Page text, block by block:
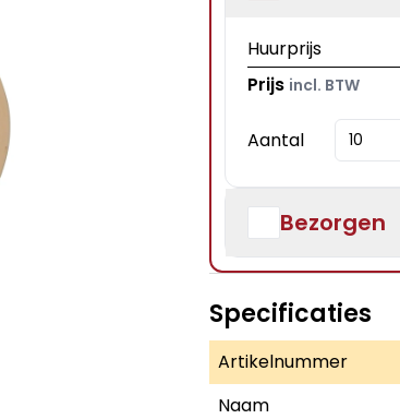
Huurprijs
Prijs incl. BTW
Aantal
Bezorgen
Specificaties
Artikelnummer
Naam